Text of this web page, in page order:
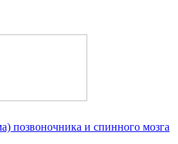
позвоночника и спинного мозга